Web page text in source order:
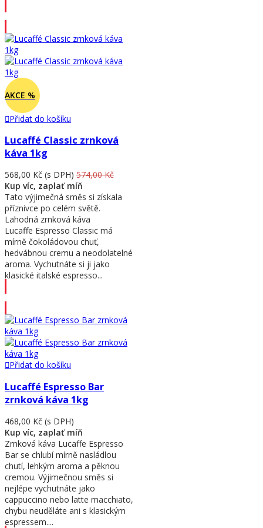
AKCE %
Přidat do košíku
Lucaffé Classic zrnková
káva 1kg
568,00 Kč (s DPH) 574,00 Kč
Kup víc, zaplať míň
Tato výjimečná směs si získala
příznivce po celém světě.
Lahodná zrnková káva
Lucaffe Espresso Classic má
mírně čokoládovou chuť,
hedvábnou cremu a neodolatelné
aroma. Vychutnáte si ji jako
klasické italské espresso...
Přidat do košíku
Lucaffé Espresso Bar
zrnková káva 1kg
468,00 Kč (s DPH)
Kup víc, zaplať míň
Zrnková káva Lucaffe Espresso
Bar se chlubí mírně nasládlou
chutí, lehkým aroma a pěknou
cremou. Výjimečnou směs si
nejlépe vychutnáte jako
cappuccino nebo latte macchiato,
chybu neuděláte ani s klasickým
espressem....